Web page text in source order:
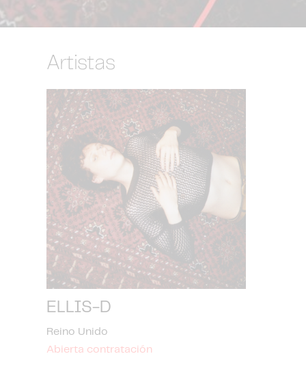
Artistas
ELLIS-D
Reino Unido
Abierta contratación